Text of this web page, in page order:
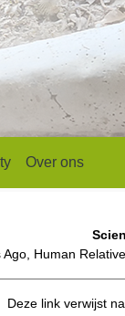
Over ons
Ago, Human
Deze link verwijst